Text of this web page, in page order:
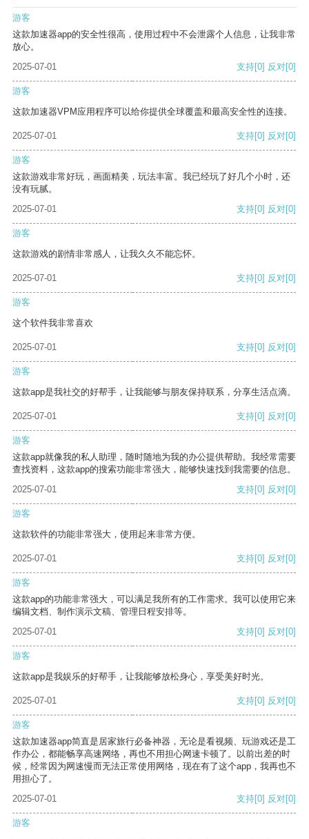
游客
这款加速器app的安全性很高，使用过程中不会泄露个人信息，让我非常
放心。
2025-07-01
支持[0] 反对[0]
游客
这款加速器VPM应用程序可以给你提供全球覆盖和最高安全性的连接。
2025-07-01 支持[0] 反对[0]
游客
这款游戏非常好玩，画面精美，玩法丰富。我已经玩了好几个小时，还
没有玩腻。
2025-07-01
支持[0] 反对[0]
游客
这款游戏的剧情非常感人，让我久久不能忘怀。
2025-07-01 支持[0] 反对[0]
游客
这个软件我非常喜欢
2025-07-01 支持[0] 反对[0]
游客
这款app是我社交的好帮手，让我能够与朋友保持联系，分享生活点滴。
2025-07-01 支持[0] 反对[0]
游客
这款app就像我的私人助理，随时随地为我的办公提供帮助。我经常需要
查找资料，这款app的搜索功能非常强大，能够快速找到我需要的信息。
2025-07-01
支持[0] 反对[0]
游客
这款软件的功能非常强大，使用起来非常方便。
2025-07-01 支持[0] 反对[0]
游客
这款app的功能非常强大，可以满足我所有的工作需求。我可以使用它来
编辑文档、制作演示文稿、管理日程安排等。
2025-07-01
支持[0] 反对[0]
游客
这款app是我娱乐的好帮手，让我能够放松身心，享受美好时光。
2025-07-01 支持[0] 反对[0]
游客
这款加速器app简直是居家旅行必备神器，无论是看视频、玩游戏还是工
作办公，都能畅享高速网络，再也不用担心网速卡顿了。以前出差的时
候，经常因为网速慢而无法正常使用网络，现在有了这个app，我再也不
用担心了。
2025-07-01
支持[0] 反对[0]
游客